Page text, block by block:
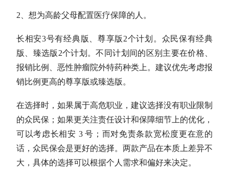
2、想为高龄父母配置医疗保障的人。
长相安3号有经典版、尊享版2个计划。众民保有经典
版、臻选版2个计划。不同计划间的区别主要在价格、
报销比例、恶性肿瘤院外特药种类上。建议优先考虑报
销比例更高的尊享版或臻选版。
在选择时 ，如果属于高危职业，建议选择没有职业限制
的众民保；如果更关注责任设计和保障细节上的优化，
可以考虑长相安 3 号；而对免责条款宽松度更在意的
话，众民保会是更好的选择。两款产品在本质上差异不
大，具体的选择可以根据个人需求和偏好来决定。